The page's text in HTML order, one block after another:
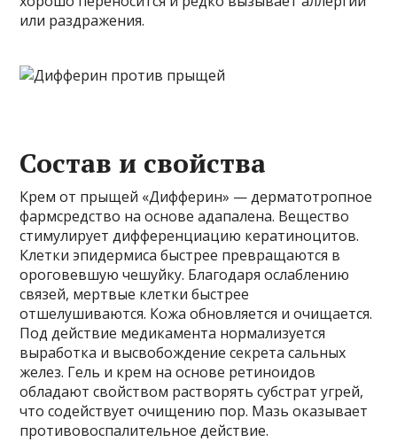
или раздражения.
Состав и свойства
Крем от прыщей «Дифферин» — дерматотропное
фармсредство на основе адапалена. Вещество
стимулирует дифференциацию кератиноцитов.
Клетки эпидермиса быстрее превращаются в
ороговевшую чешуйку. Благодаря ослаблению
связей, мертвые клетки быстрее
отшелушиваются. Кожа обновляется и очищается.
Под действие медикамента нормализуется
выработка и высвобождение секрета сальных
желез. Гель и крем на основе ретиноидов
обладают свойством растворять субстрат угрей,
что содействует очищению пор. Мазь оказывает
противовоспалительное действие.